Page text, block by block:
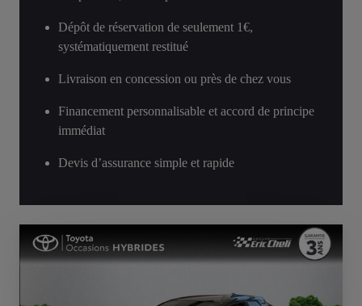
Dépôt de réservation de seulement 1€,
systématiquement restitué
Livraison en concession ou près de chez vous
Financement personnalisable et accord de principe
immédiat
Devis d’assurance simple et rapide